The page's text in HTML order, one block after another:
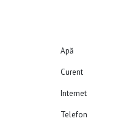
Apă
Curent
Internet
Telefon